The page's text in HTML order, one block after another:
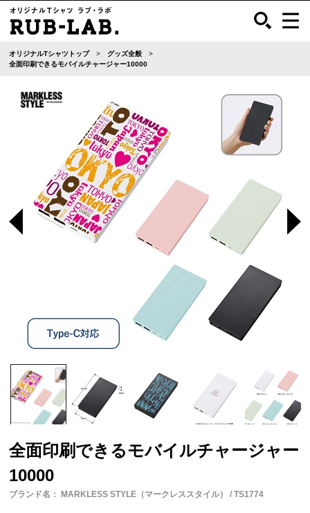
オリジナルTシャツトップ
グッズ全般
全面印刷できるモバイルチャージャー10000
全面印刷できるモバイルチャージャー
10000
ブランド名： MARKLESS STYLE（マークレススタイル） / TS1774